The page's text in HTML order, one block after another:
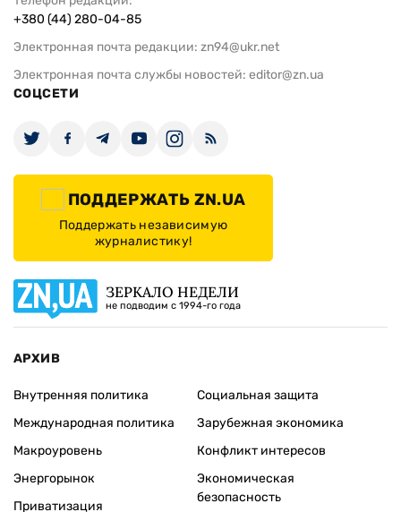
+380 (44) 280-04-85
Электронная почта редакции: zn94@ukr.net
Электронная почта службы новостей: editor@zn.ua
СОЦСЕТИ
ПОДДЕРЖАТЬ ZN.UA
Поддержать независимую
журналистику!
ЗЕРКАЛО НЕДЕЛИ
не подводим с 1994-го года
АРХИВ
Внутренняя политика
Международная политика
Макроуровень
Энергорынок
Приватизация
Социальная защита
Зарубежная экономика
Конфликт интересов
Экономическая
безопасность